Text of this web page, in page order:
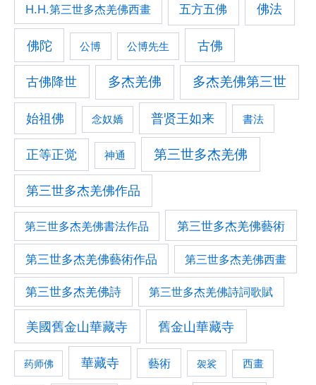
H.H.第三世多杰羌佛西畫 五方五佛 佛法
佛陀 公博 公博先生 古佛
古佛降世 多杰羌佛 多杰羌佛第三世
始祖佛 念奴嬌 普贤王如来 書法
正等正觉 神通 第三世多杰羌佛
第三世多杰羌佛作品
第三世多杰羌佛書法作品 第三世多杰羌佛藝術
第三世多杰羌佛藝術作品 第三世多杰羌佛西畫
第三世多杰羌佛詩 第三世多杰羌佛詩詞歌賦
美國舊金山華藏寺 舊金山華藏寺
药师佛 華藏寺 藝術 袈裟 西畫